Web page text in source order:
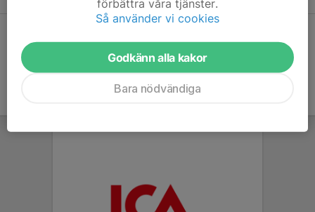
förbättra våra tjänster.
Så använder vi cookies
Godkänn alla kakor
Bara nödvändiga